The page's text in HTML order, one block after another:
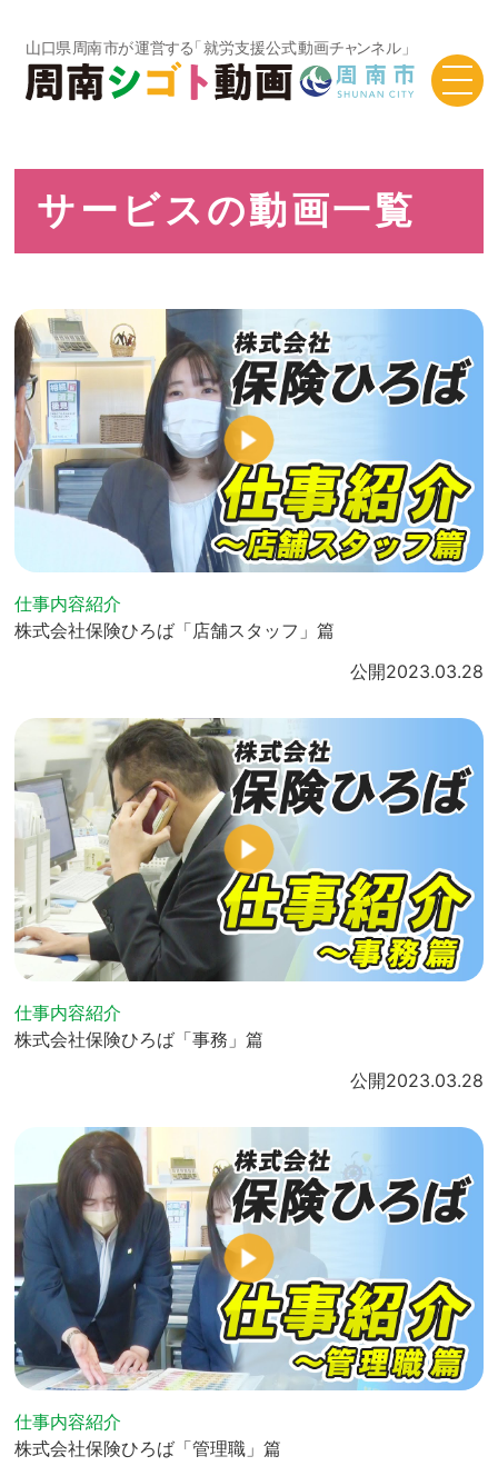
サービスの動画一覧
仕事内容紹介
株式会社保険ひろば「店舗スタッフ」篇
公開2023.03.28
仕事内容紹介
株式会社保険ひろば「事務」篇
公開2023.03.28
仕事内容紹介
株式会社保険ひろば「管理職」篇